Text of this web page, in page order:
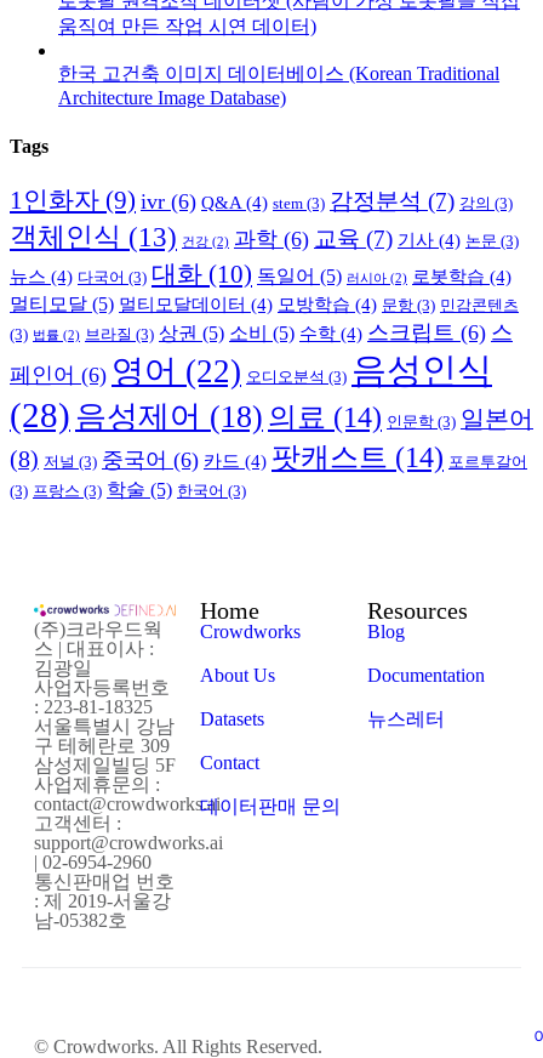
움직여 만든 작업 시연 데이터)
한국 고건축 이미지 데이터베이스 (Korean Traditional
Architecture Image Database)
Tags
1인화자 (9) ivr (6) Q&A (4) stem (3) 감정분석 (7) 강의 (3)
객체인식 (13) 건강 (2) 과학 (6) 교육 (7) 기사 (4) 논문 (3)
뉴스 (4) 다국어 (3) 대화 (10) 독일어 (5) 러시아 (2) 로봇학습 (4)
멀티모달 (5) 멀티모달데이터 (4) 모방학습 (4) 문항 (3) 민감콘텐츠
(3) 법률 (2) 브라질 (3) 상권 (5) 소비 (5) 수학 (4) 스크립트 (6) 스
페인어 (6) 영어 (22) 오디오분석 (3) 음성인식
(28) 음성제어 (18) 의료 (14) 인문학 (3) 일본어
(8) 저널 (3) 중국어 (6) 카드 (4) 팟캐스트 (14) 포르투갈어
(3) 프랑스 (3) 학술 (5) 한국어 (3)
(주)크라우드웍
스 | 대표이사 :
김광일
사업자등록번호
: 223-81-18325
서울특별시 강남
구 테헤란로 309
삼성제일빌딩 5F
사업제휴문의 :
contact@crowdworks.ai
고객센터 :
support@crowdworks.ai
| 02-6954-2960
통신판매업 번호
: 제 2019-서울강
남-05382호
Home
Crowdworks
About Us
Datasets
Contact
데이터판매 문의
Resources
Blog
Documentation
뉴스레터
© Crowdworks. All Rights Reserved.